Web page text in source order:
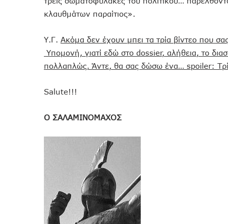
κλαυθμάτων παραίτιος».
Υ.Γ. Ακόμα δεν έχουν μπει τα τρία βίντεο που
Υπομονή, γιατί εδώ στο dossier, αλήθεια, το
πολλαπλώς. Άντε, θα σας δώσω ένα… spoiler:
Salute!!!
Ο ΣΑΛΑΜΙΝΟΜΑΧΟΣ